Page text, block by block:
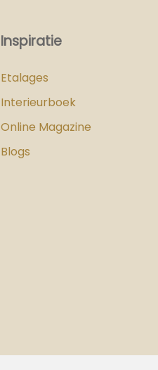
Inspiratie
Etalages
Interieurboek
Online Magazine
Blogs